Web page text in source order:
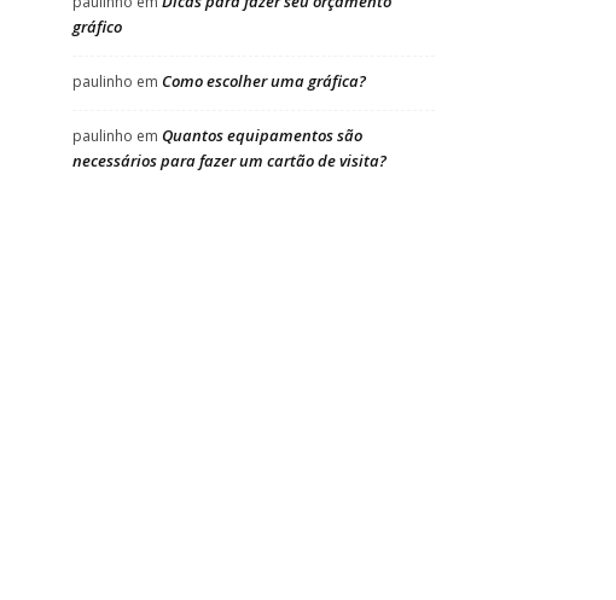
gráfico
paulinho em Como escolher uma gráfica?
paulinho em Quantos equipamentos são
necessários para fazer um cartão de visita?